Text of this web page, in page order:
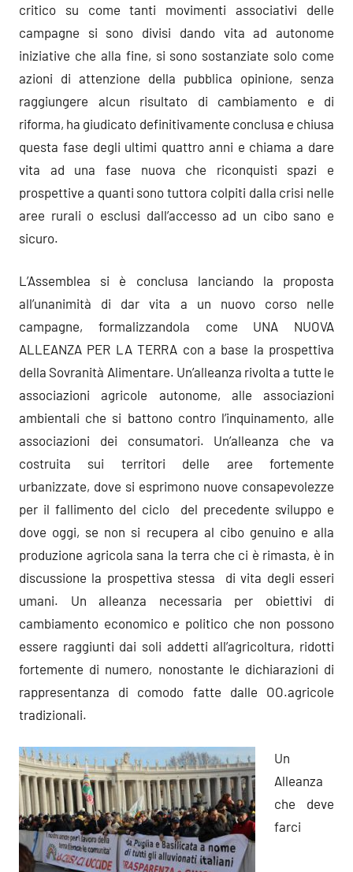
critico su come tanti movimenti associativi delle
campagne si sono divisi dando vita ad autonome
iniziative che alla fine, si sono sostanziate solo come
azioni di attenzione della pubblica opinione, senza
raggiungere alcun risultato di cambiamento e di
riforma, ha giudicato definitivamente conclusa e chiusa
questa fase degli ultimi quattro anni e chiama a dare
vita ad una fase nuova che riconquisti spazi e
prospettive a quanti sono tuttora colpiti dalla crisi nelle
aree rurali o esclusi dall’accesso ad un cibo sano e
sicuro.
L’Assemblea si è conclusa lanciando la proposta
all’unanimità di dar vita a un nuovo corso nelle
campagne, formalizzandola come UNA NUOVA
ALLEANZA PER LA TERRA con a base la prospettiva
della Sovranità Alimentare. Un’alleanza rivolta a tutte le
associazioni agricole autonome, alle associazioni
ambientali che si battono contro l’inquinamento, alle
associazioni dei consumatori. Un’alleanza che va
costruita sui territori delle aree fortemente
urbanizzate, dove si esprimono nuove consapevolezze
per il fallimento del ciclo del precedente sviluppo e
dove oggi, se non si recupera al cibo genuino e alla
produzione agricola sana la terra che ci è rimasta, è in
discussione la prospettiva stessa di vita degli esseri
umani. Un alleanza necessaria per obiettivi di
cambiamento economico e politico che non possono
essere raggiunti dai soli addetti all’agricoltura, ridotti
fortemente di numero, nonostante le dichiarazioni di
rappresentanza di comodo fatte dalle OO.agricole
tradizionali.
Un
Alleanza
che deve
farci